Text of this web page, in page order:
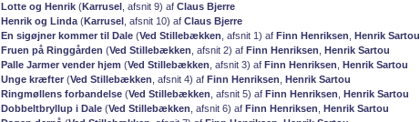
Lotte og Henrik (Karrusel , afsnit 9) af Claus Bjerre
Henrik og Linda (Karrusel , afsnit 10) af Claus Bjerre
En sigøjner kommer til Dale (Ved Stillebækken , afsnit 1) af Finn Henriksen Henrik Sartou
Fruen på Ringgården (Ved Stillebækken , afsnit 2) af Finn Henriksen Henrik Sartou
Palle Jarmer vender hjem (Ved Stillebækken , afsnit 3) af Finn Henriksen Henrik Sartou
Unge kræfter (Ved Stillebækken , afsnit 4) af Finn Henriksen Henrik Sartou
Ringmøllens forbandelse (Ved Stillebækken , afsnit 5) af Finn Henriksen Henrik Sartou
Dobbeltbryllup i Dale (Ved Stillebækken , afsnit 6) af Finn Henriksen Henrik Sartou